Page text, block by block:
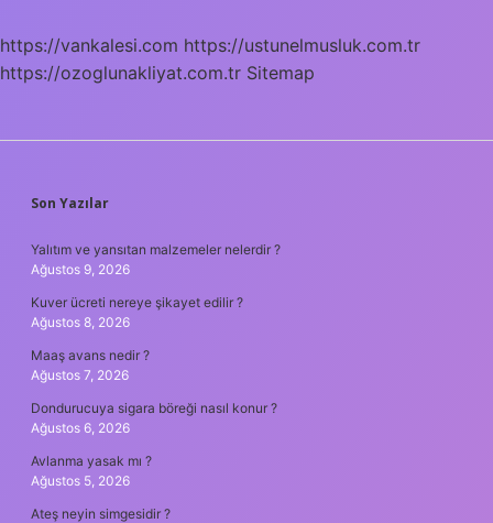
https://vankalesi.com https://ustunelmusluk.com.tr
https://ozoglunakliyat.com.tr Sitemap
SIDEBAR
Son Yazılar
Yalıtım ve yansıtan malzemeler nelerdir ?
Ağustos 9, 2026
Kuver ücreti nereye şikayet edilir ?
Ağustos 8, 2026
Maaş avans nedir ?
Ağustos 7, 2026
Dondurucuya sigara böreği nasıl konur ?
Ağustos 6, 2026
Avlanma yasak mı ?
Ağustos 5, 2026
Ateş neyin simgesidir ?